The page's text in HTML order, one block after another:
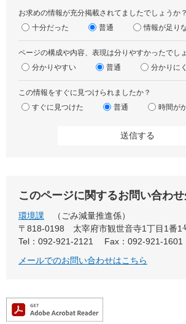
お求めの情報が充分掲載されてましたでしょうか？
十分だった
普通 情報が足り
ページの構成や内容、表現は分りやすかったでし
分かりやすい
普通 分かりに
この情報をすぐに見つけられましたか？
すぐに見つけた
普通 時間が
このページに関するお問い合わ
環境課
ごみ減量推進係
〒818-0198
太宰府市観世音寺1丁目1番1
Tel：092-921-2121
Fax：092-921-1601
メールでのお問い合わせはこちら